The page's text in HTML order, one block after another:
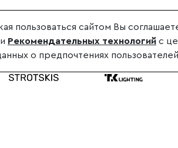
пользоваться сайтом Вы
и Рекомендательных технологий с
о предпочтениях